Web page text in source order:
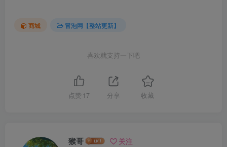
商城 冒泡网【整站更新】
喜欢就支持一下吧
点赞 17 分享 收藏
猴哥 关注